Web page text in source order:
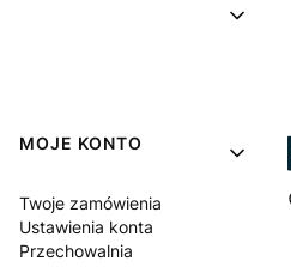
MOJE KONTO
Twoje zamówienia
Ustawienia konta
Przechowalnia